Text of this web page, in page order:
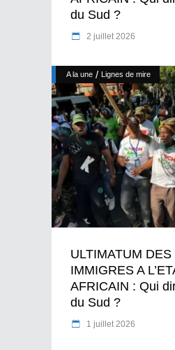
du Sud ?
2 juillet 2026
A la une / Lignes de mire
ULTIMATUM
IMMIGRES A
AFRICAIN : Qui
du Sud ?
1 juillet 2026